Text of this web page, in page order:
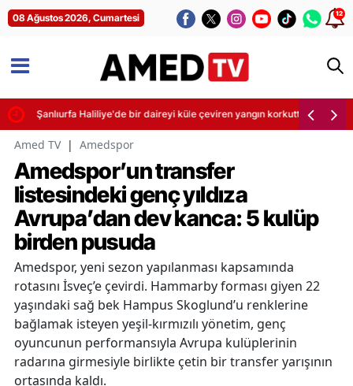
08 Ağustos 2026, Cumartesi 12
Şanlıurfa Haliliye'de bir daireyi küle çeviren yangın korkuttu
Amed TV | Amedspor
Amedspor’un transfer
listesindeki genç yıldıza
Avrupa’dan dev kanca: 5 kulüp
birden pusuda
Amedspor, yeni sezon yapılanması kapsamında
rotasını İsveç’e çevirdi. Hammarby forması giyen 22
yaşındaki sağ bek Hampus Skoglund’u renklerine
bağlamak isteyen yeşil-kırmızılı yönetim, genç
oyuncunun performansıyla Avrupa kulüplerinin
radarına girmesiyle birlikte çetin bir transfer yarışının
ortasında kaldı.